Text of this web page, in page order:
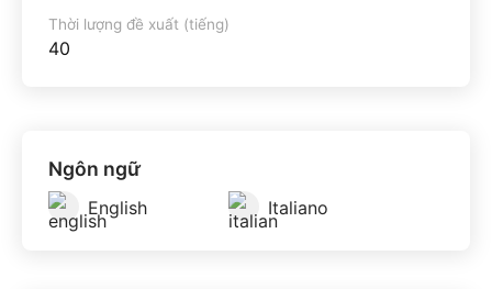
Thời lượng đề xuất (tiếng)
40
Ngôn ngữ
English Italiano